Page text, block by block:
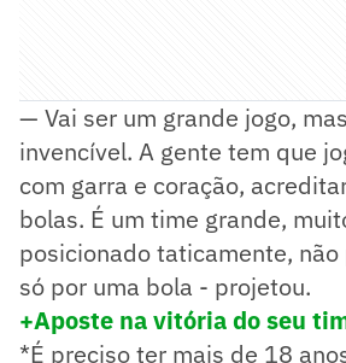
— Vai ser um grande jogo,
invencível. A gente tem que
com garra e coração,
bolas. É um time grande,
posicionado taticamente,
só por uma bola - projetou.
+Aposte navitória do seu
*É preciso ter mais de 18